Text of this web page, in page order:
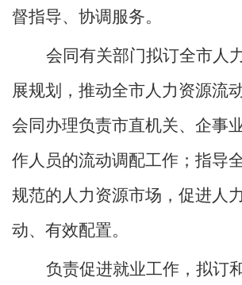
督指导、协调服务。
会同有关部门拟订全市人
展规划，推动全市人力资源流
会同办理负责市直机关、企事
作人员的流动调配工作；指导
规范的人力资源市场，促进人
动、有效配置。
负责促进就业工作，拟订